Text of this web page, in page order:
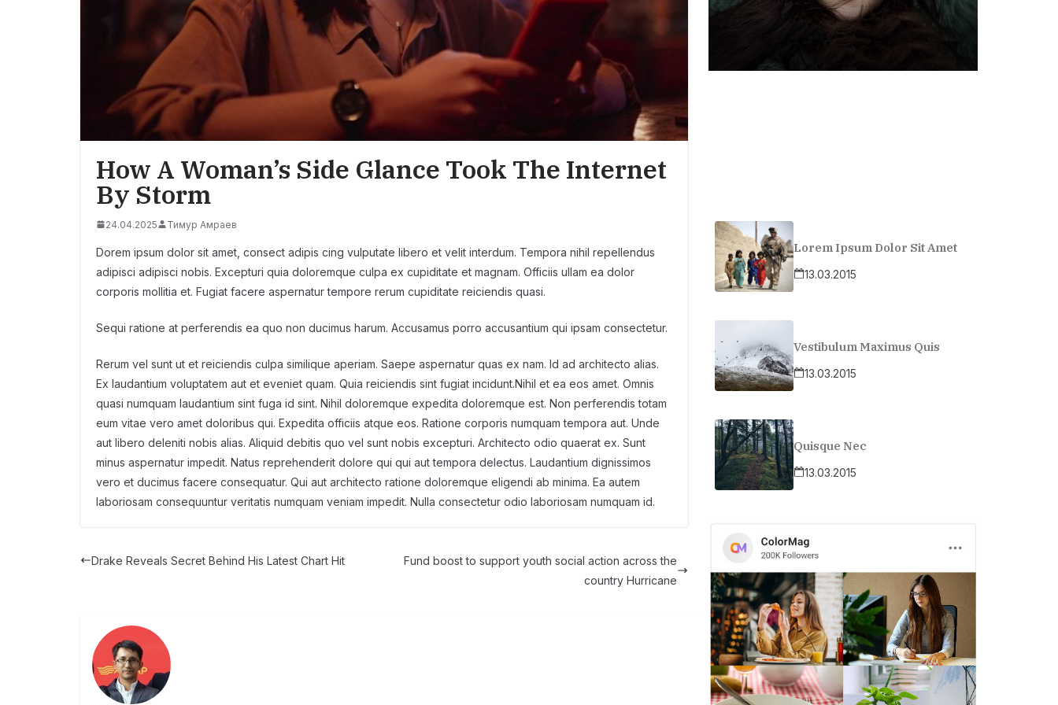
How A Woman’s Side Glance Took The Internet
By Storm
24.04.2025 Тимур Амраев
Dorem ipsum dolor sit amet, consect adipis cing vulputate libero et velit interdum. Tempora nihil repellendus
adipisci adipisci nobis. Excepturi quia doloremque culpa ex cupiditate et magnam. Officiis ullam ea dolor
corporis mollitia et. Fugiat facere aspernatur tempore rerum cupiditate reiciendis quasi.
Sequi ratione at perferendis ea quo non ducimus harum. Accusamus porro accusantium qui ipsam consectetur.
Rerum vel sunt ut et reiciendis culpa similique aperiam. Saepe aspernatur quas ex nam. Id ad architecto alias.
Ex laudantium voluptatem aut et eveniet quam. Quia reiciendis sint fugiat incidunt.Nihil et ea eos amet. Omnis
quasi numquam laudantium sint fuga id sint. Nihil doloremque expedita doloremque est. Non perferendis totam
eum vitae vero amet doloribus qui. Expedita officiis atque eos. Ratione corporis numquam tempora aut. Unde
aut libero deleniti nobis alias. Aliquid debitis quo vel sunt nobis excepturi. Architecto odio quaerat ex. Sunt
minus aspernatur impedit. Natus reprehenderit dolore qui qui aut tempora delectus. Laudantium dignissimos
vero et ducimus facere consequatur. Qui aut architecto ratione doloremque eligendi ab minima. Ea autem
laboriosam consequuntur veritatis numquam veniam impedit. Nulla consectetur odio laboriosam numquam id.
Drake Reveals Secret Behind His Latest Chart Hit
Fund boost to support youth social action across the
country Hurricane
Lorem Ipsum Dolor Sit Amet
13.03.2015
Vestibulum Maximus Quis
13.03.2015
Quisque Nec
13.03.2015